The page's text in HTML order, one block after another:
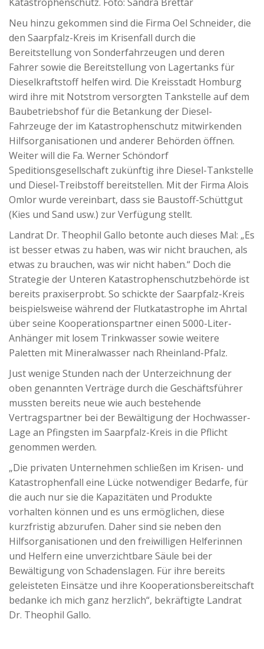
Katastrophenschutz. Foto: Sandra Brettar
Neu hinzu gekommen sind die Firma Oel Schneider, die
den Saarpfalz-Kreis im Krisenfall durch die
Bereitstellung von Sonderfahrzeugen und deren
Fahrer sowie die Bereitstellung von Lagertanks für
Dieselkraftstoff helfen wird. Die Kreisstadt Homburg
wird ihre mit Notstrom versorgten Tankstelle auf dem
Baubetriebshof für die Betankung der Diesel-
Fahrzeuge der im Katastrophenschutz mitwirkenden
Hilfsorganisationen und anderer Behörden öffnen.
Weiter will die Fa. Werner Schöndorf
Speditionsgesellschaft zukünftig ihre Diesel-Tankstelle
und Diesel-Treibstoff bereitstellen. Mit der Firma Alois
Omlor wurde vereinbart, dass sie Baustoff-Schüttgut
(Kies und Sand usw.) zur Verfügung stellt.
Landrat Dr. Theophil Gallo betonte auch dieses Mal: „Es
ist besser etwas zu haben, was wir nicht brauchen, als
etwas zu brauchen, was wir nicht haben.“ Doch die
Strategie der Unteren Katastrophenschutzbehörde ist
bereits praxiserprobt. So schickte der Saarpfalz-Kreis
beispielsweise während der Flutkatastrophe im Ahrtal
über seine Kooperationspartner einen 5000-Liter-
Anhänger mit losem Trinkwasser sowie weitere
Paletten mit Mineralwasser nach Rheinland-Pfalz.
Just wenige Stunden nach der Unterzeichnung der
oben genannten Verträge durch die Geschäftsführer
mussten bereits neue wie auch bestehende
Vertragspartner bei der Bewältigung der Hochwasser-
Lage an Pfingsten im Saarpfalz-Kreis in die Pflicht
genommen werden.
„Die privaten Unternehmen schließen im Krisen- und
Katastrophenfall eine Lücke notwendiger Bedarfe, für
die auch nur sie die Kapazitäten und Produkte
vorhalten können und es uns ermöglichen, diese
kurzfristig abzurufen. Daher sind sie neben den
Hilfsorganisationen und den freiwilligen Helferinnen
und Helfern eine unverzichtbare Säule bei der
Bewältigung von Schadenslagen. Für ihre bereits
geleisteten Einsätze und ihre Kooperationsbereitschaft
bedanke ich mich ganz herzlich“, bekräftigte Landrat
Dr. Theophil Gallo.